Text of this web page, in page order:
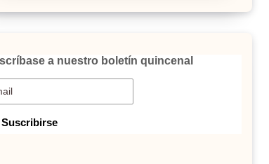
a nuestro boletín quincenal